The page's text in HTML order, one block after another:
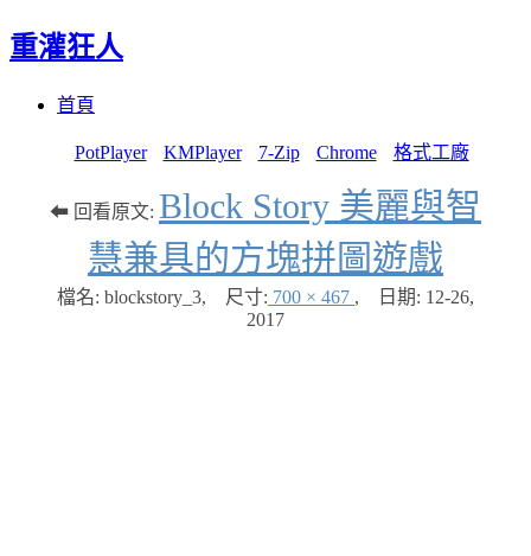
重灌狂人
首頁
PotPlayer KMPlayer 7-Zip Chrome 格式工廠
⬅ 回看原文: Block Story 美麗與智
慧兼具的方塊拼圖遊戲
檔名: blockstory_3, 尺寸: 700 × 467 , 日期: 12-26,
2017